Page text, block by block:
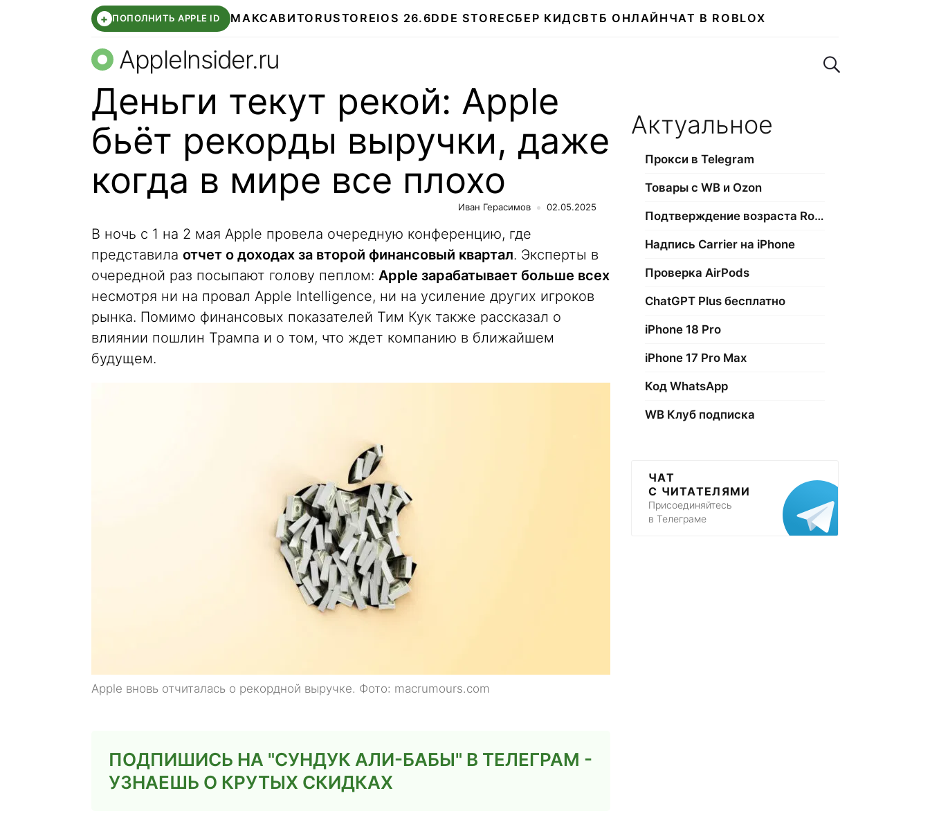
+ ПОПОЛНИТЬ APPLE ID МАКСАВИТО RUSTOREIOS 26.6DDE STORE СБЕР КИДСВТБ ОНЛАЙН ЧАТ В ROBLOX
AppleInsider.ru Поиск по сайту
Деньги текут рекой: Apple
бьёт рекорды выручки, даже
когда в мире все плохо
Иван Герасимов 02.05.2025
В ночь с 1 на 2 мая Apple провела очередную конференцию, где
представила отчет о доходах за второй финансовый квартал. Эксперты в
очередной раз посыпают голову пеплом: Apple зарабатывает больше всех
несмотря ни на провал Apple Intelligence, ни на усиление других игроков
рынка. Помимо финансовых показателей Тим Кук также рассказал о
влиянии пошлин Трампа и о том, что ждет компанию в ближайшем
будущем.
Apple вновь отчиталась о рекордной выручке. Фото: macrumours.com
ПОДПИШИСЬ НА "СУНДУК АЛИ-БАБЫ" В ТЕЛЕГРАМ -
УЗНАЕШЬ О КРУТЫХ СКИДКАХ
Актуальное
Прокси в Telegram
Товары с WB и Ozon
Подтверждение возраста Roblox
Надпись Carrier на iPhone
Проверка AirPods
ChatGPT Plus бесплатно
iPhone 18 Pro
iPhone 17 Pro Max
Код WhatsApp
WB Клуб подписка
ЧАТ
С ЧИТАТЕЛЯМИ
Присоединяйтесь
в Телеграме